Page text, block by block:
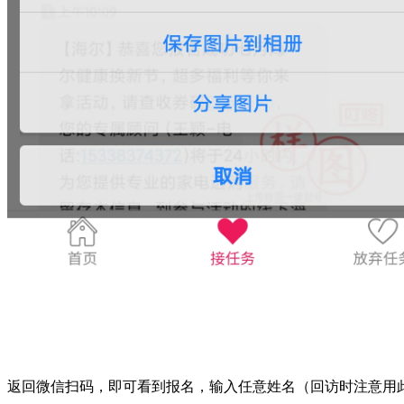
返回微信扫码，即可看到报名，输入任意姓名（回访时注意用